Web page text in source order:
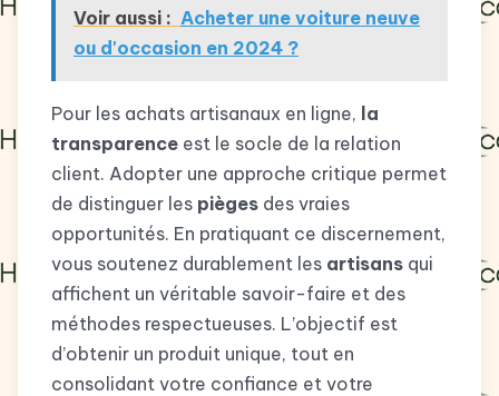
Voir aussi : Acheter une voiture neuve
ou d'occasion en 2024 ?
Pour les achats artisanaux en ligne, la
transparence est le socle de la relation
client. Adopter une approche critique permet
de distinguer les pièges des vraies
opportunités. En pratiquant ce discernement,
vous soutenez durablement les artisans qui
affichent un véritable savoir-faire et des
méthodes respectueuses. L’objectif est
d’obtenir un produit unique, tout en
consolidant votre confiance et votre